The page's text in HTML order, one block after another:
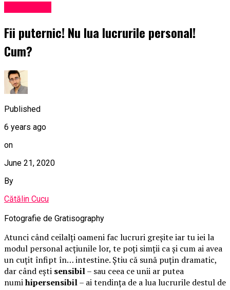
Fii puternic! Nu lua lucrurile personal!
Cum?
Published
6 years ago
on
June 21, 2020
By
Cătălin Cucu
Fotografie de Gratisography
Atunci când ceilalți oameni fac lucruri greșite iar tu iei la
modul personal acțiunile lor, te poți simții ca și cum ai avea
un cuțit înfipt în… intestine. Știu că sună puțin dramatic,
dar când ești sensibil– sau ceea ce unii ar putea
numihipersensibil– ai tendința de a lua lucrurile destul de